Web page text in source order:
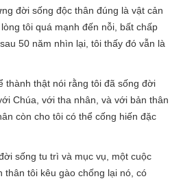
đời sống độc thân đúng là vật cản
tôi quá mạnh đến nỗi, bất chấp
50 năm nhìn lại, tôi thấy đó vẫn là
thành thật nói rằng tôi đã sống đời
Chúa, với tha nhân, và với bản thân
còn cho tôi có thể cống hiến đặc
sống tu trì và mục vụ, một cuộc
tôi kêu gào chống lại nó, có